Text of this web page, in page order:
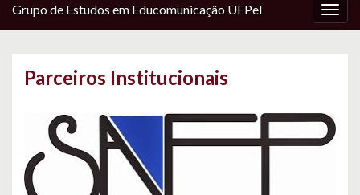
Grupo de Estudos em Educomunicação UFPel
Parceiros Institucionais